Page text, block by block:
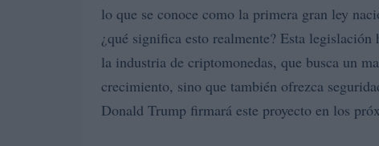
lo que se conoce como la primera gran ley
¿qué significa esto realmente? Esta
la industria de criptomonedas, que busca un
crecimiento, sino que también ofrezca
Donald Trump firmará este proyecto en los